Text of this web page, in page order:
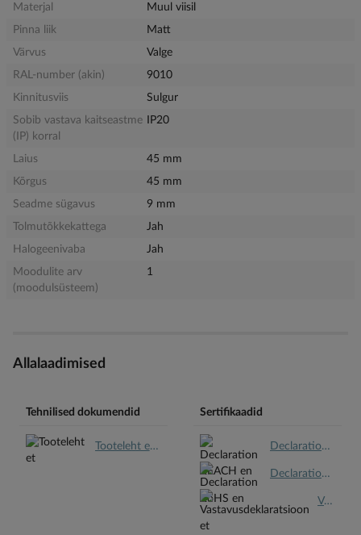
Materjal
Muul viisil
Pinna liik
Matt
Värvus
Valge
RAL-number (akin)
9010
Kinnitusviis
Sulgur
Sobib vastava kaitseastme
(IP) korral
IP20
Laius
45 mm
Kõrgus
45 mm
Seadme sügavus
9 mm
Tolmutõkkekattega
Jah
Halogeenivaba
Jah
Moodulite arv
(moodulsüsteem)
1
Allalaadimised
Tehnilised dokumendid
Tooteleht et.pdf
Sertifikaadid
Declaration REACH en.pdf
Declaration RoHS en.pdf
Vastavusdeklaratsioon et.pdf